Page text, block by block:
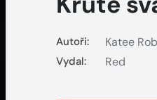
Autoři: Katee
Vydal: Red